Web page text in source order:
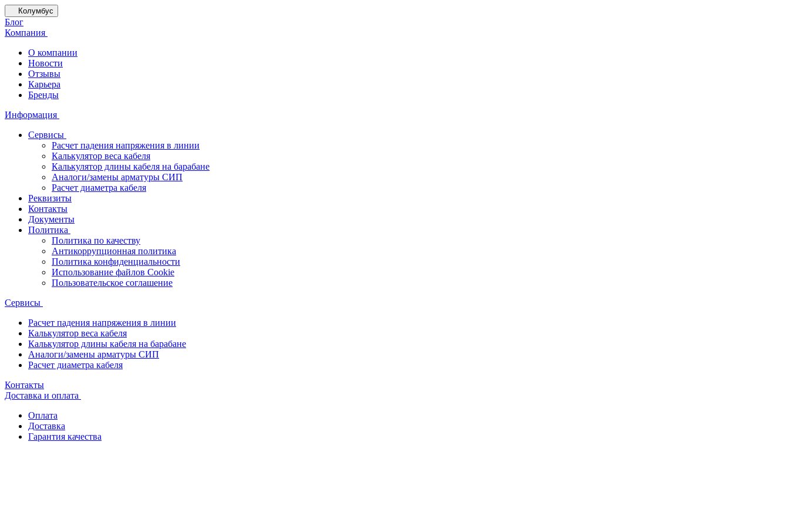
Колумбус
Блог
Компания
О компании
Новости
Отзывы
Карьера
Бренды
Информация
Сервисы
Расчет падения напряжения в линии
Калькулятор веса кабеля
Калькулятор длины кабеля на барабане
Аналоги/замены арматуры СИП
Расчет диаметра кабеля
Реквизиты
Контакты
Документы
Политика
Политика по качеству
Антикоррупционная политика
Политика конфиденциальности
Использование файлов Cookie
Пользовательское соглашение
Сервисы
Расчет падения напряжения в линии
Калькулятор веса кабеля
Калькулятор длины кабеля на барабане
Аналоги/замены арматуры СИП
Расчет диаметра кабеля
Контакты
Доставка и оплата
Оплата
Доставка
Гарантия качества